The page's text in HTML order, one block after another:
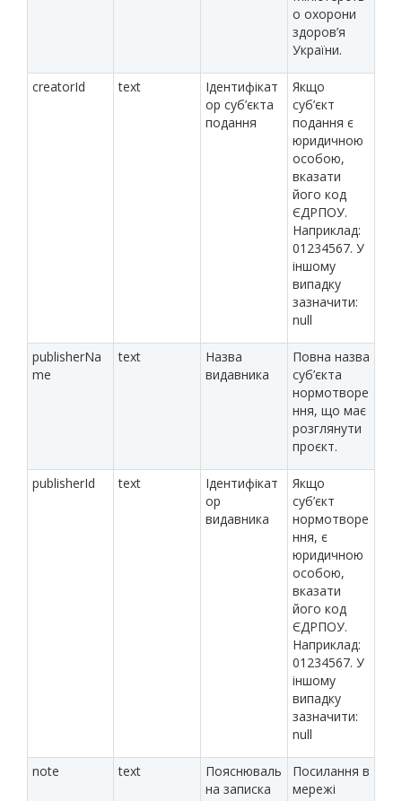
о охорони
здоров’я
України.
creatorId text
Ідентифікат
ор суб’єкта
подання
Якщо
суб’єкт
подання є
юридичною
особою,
вказати
його код
ЄДРПОУ.
Наприклад:
01234567. У
іншому
випадку
зазначити:
null
publisherNa
me
text
Назва
видавника
Повна назва
суб’єкта
нормотворе
ння, що має
розглянути
проєкт.
publisherId text
Ідентифікат
ор
видавника
Якщо
суб’єкт
нормотворе
ння, є
юридичною
особою,
вказати
його код
ЄДРПОУ.
Наприклад:
01234567. У
іншому
випадку
зазначити:
null
note text
Пояснюваль
на записка
Посилання в
мережі